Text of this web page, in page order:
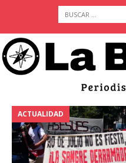
ACTUALIDAD